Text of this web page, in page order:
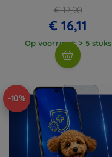
€ 17,90
€ 16,11
Op voorraad: > 5 stuks
-10%